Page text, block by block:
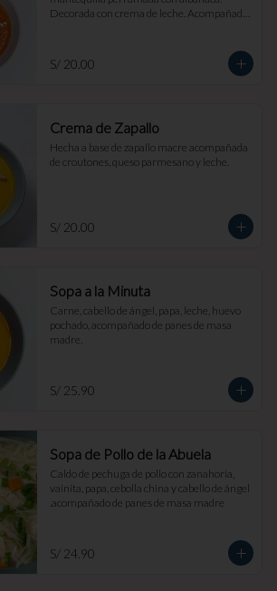
Decorada con crema de leche. Acompañada
S/ 20.00
Crema de Zapallo
Hecha a base de zapallo macre acompañada
de croutones, queso parmesano y leche.
S/ 20.00
Sopa a la Minuta
Carne, cabello de ángel, papa, leche, huevo
pochado, acompañado de panes de masa
madre.
S/ 25.90
Sopa de Pollo de la Abuela
Caldo de pechuga de pollo con zanahoria,
vainita, papa, cebolla china y cabello de ángel
.acompañado de panes de masa madre
S/ 24.90